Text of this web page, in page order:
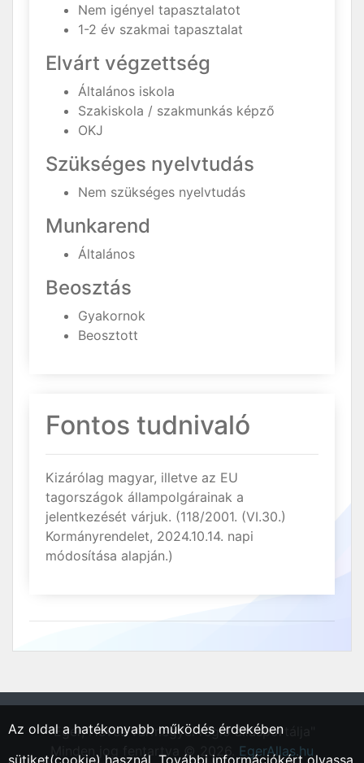
Nem igényel tapasztalatot
1-2 év szakmai tapasztalat
Elvárt végzettség
Általános iskola
Szakiskola / szakmunkás képző
OKJ
Szükséges nyelvtudás
Nem szükséges nyelvtudás
Munkarend
Általános
Beosztás
Gyakornok
Beosztott
Fontos tudnivaló
Kizárólag magyar, illetve az EU
tagországok állampolgárainak a
jelentkezését várjuk. (118/2001. (VI.30.)
Kormányrendelet, 2024.10.14. napi
módosítása alapján.)
"Eger, Heves vármegyei régió állásportálja"
Minden jog fentartva © 2026. EgerAllas.hu
Az oldal a hatékonyabb működés érdekében
sütiket(cookie) használ. További információkért olvassa